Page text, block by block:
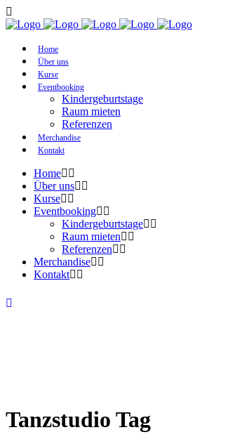
Home
Über uns
Kurse
Eventbooking
Kindergeburtstage
Raum mieten
Referenzen
Merchandise
Kontakt
Home
Über uns
Kurse
Eventbooking
Kindergeburtstage
Raum mieten
Referenzen
Merchandise
Kontakt
Tanzstudio Tag